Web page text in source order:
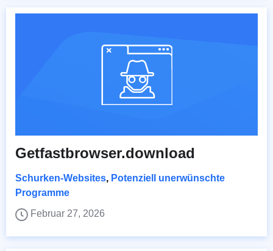
Getfastbrowser.download
Schurken-Websites, Potenziell unerwünschte
Programme
Februar 27, 2026